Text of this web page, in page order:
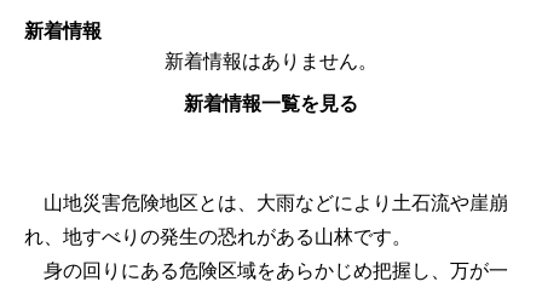
新着情報
新着情報はありません。
新着情報一覧を見る
山地災害危険地区とは、大雨などにより土石流や崖崩
れ、地すべりの発生の恐れがある山林です。
身の回りにある危険区域をあらかじめ把握し、万が一